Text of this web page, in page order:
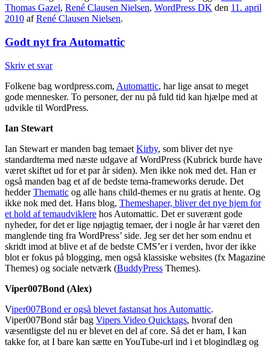
Thomas Gazel, René Clausen Nielsen, WordPress DK den 11. april
2010 afRené Clausen Nielsen.
Godt nyt fra Automattic
Skriv et svar
Folkene bag wordpress.com, Automattic, har lige ansat to meget
gode mennesker. To personer, der nu på fuld tid kan hjælpe med at
udvikle til WordPress.
Ian Stewart
Ian Stewart er manden bag temaet Kirby, som bliver det nye
standardtema med næste udgave af WordPress (Kubrick burde have
været skiftet ud for et par år siden). Men ikke nok med det. Han er
også manden bag et af de bedste tema-frameworks derude. Det
hedderThematic og alle hans child-themes er nu gratis at hente. Og
ikke nok med det. Hans blog, Themeshaper, bliver det nye hjem for
et hold af temaudviklere hos Automattic. Det er suverænt gode
nyheder, for det er lige nøjagtig temaer, der i nogle år har været den
manglende ting fra WordPress’ side. Jeg ser det her som endnu et
skridt imod at blive et af de bedste CMS’er i verden, hvor der ikke
blot er fokus på blogging, men også klassiske websites (fx Magazine
Themes) og sociale netværk (BuddyPress Themes).
Viper007Bond (Alex)
Viper007Bond er også blevet fastansat hos Automattic.
Viper007Bond står bag Vipers Video Quicktags, hvoraf den
væsentligste del nu er blevet en del af core. Så det er ham, I kan
takke for, at I bare kan sætte en YouTube-url ind i et blogindlæg og